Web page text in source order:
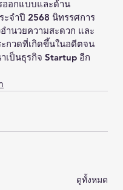
ออกแบบและด้าน
ะจำปี 2568 นิทรรศการ
ำนวยความสะดวก และ
ะกวดที่เกิดขึ้นในอดีตจน
เป็นธุรกิจ Startup อีก
ดูทั้งหมด